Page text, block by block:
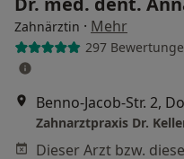
Zahnärztin · Mehr
297
Benno-Jacob-Str. 2,
Zahnarztpraxis Dr.